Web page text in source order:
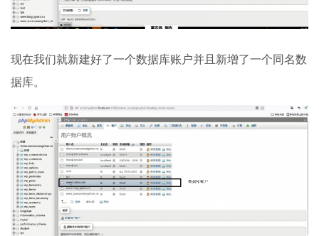
现在我们就新建好了一个数据库账户并且新增了一个同名数
据库。